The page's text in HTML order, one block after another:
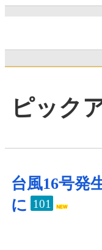
ピック
台風16号発
に 101